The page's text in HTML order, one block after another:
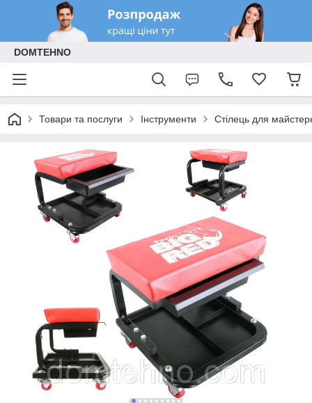
DOMTEHNO
Товари та послуги Інструменти Стілець для